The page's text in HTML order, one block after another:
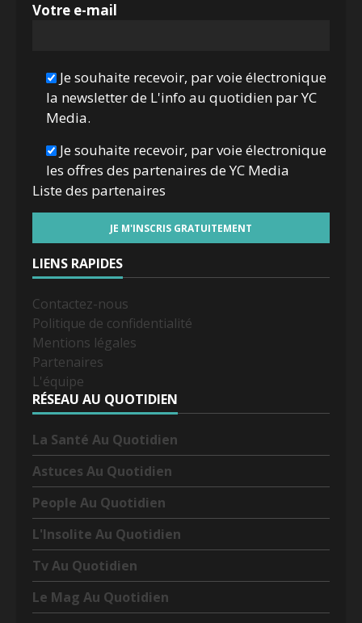
Votre e-mail
Je souhaite recevoir, par voie électronique
la newsletter de L'info au quotidien par YC
Media.
Je souhaite recevoir, par voie électronique
les offres des partenaires de YC Media
Liste des partenaires
LIENS RAPIDES
Contactez-nous
Politique de confidentialité
Mentions légales
Partenaires
L'équipe
RÉSEAU AU QUOTIDIEN
La Santé Au Quotidien
Astuces Au Quotidien
People Au Quotidien
L'Insolite Au Quotidien
Tv Au Quotidien
Le Mag Au Quotidien